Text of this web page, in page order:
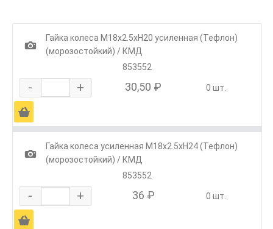
1
Гайка колеса М18х2.5хH20 усиленная (Тефлон)
(морозостойкий) / КМД
853552
- + 30,50 ₽ 0 шт.
Ä
1
Гайка колеса усиленная М18х2.5хH24 (Тефлон)
(морозостойкий) / КМД
853552
- + 36 ₽ 0 шт.
Ä